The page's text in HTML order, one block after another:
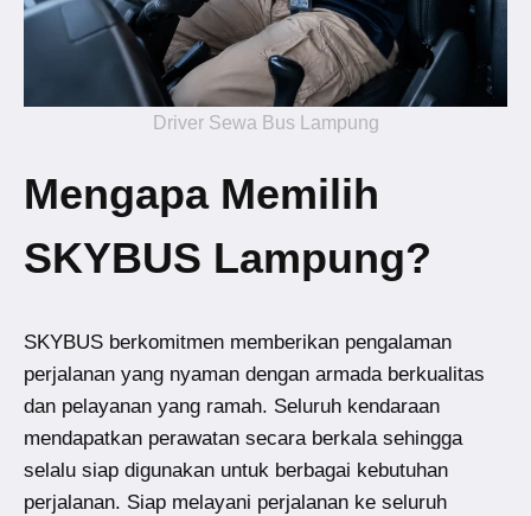
Driver Sewa Bus Lampung
Mengapa Memilih
SKYBUS Lampung?
SKYBUS berkomitmen memberikan pengalaman
perjalanan yang nyaman dengan armada berkualitas
dan pelayanan yang ramah. Seluruh kendaraan
mendapatkan perawatan secara berkala sehingga
selalu siap digunakan untuk berbagai kebutuhan
perjalanan. Siap melayani perjalanan ke seluruh